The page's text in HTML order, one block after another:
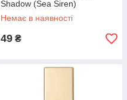
Shadow (Sea Siren)
Немає в наявності
49 ₴